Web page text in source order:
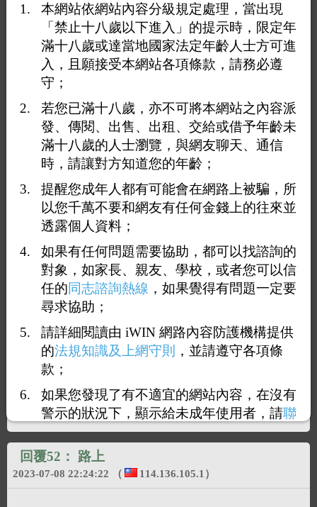
打賞
送花 送咖啡
<< ... 4 6 7 8 ... 100 >>
回覆51：會經過
2023-07-08 22:10:29 （ 1.200.26.228 ）
要怎麼玩
回覆52： 路上
2023-07-08 22:24:22 （ 114.136.105.1）
本網站依網站內容分級規定處理，當出現
「禁止十八歲以下進入」的提示時，限定年
滿十八歲或達當地國家法定年齡人士方可進
入，且願接受本網站各項條款，請務必遵
守；
若您已滿十八歲，亦不可將本網站之內容派
發、傳閱、出售、出租、交給或借予年齡未
滿十八歲的人士瀏覽，與網友聊天、通信
時，請讓對方知道您的年齡；
提醒您成年人都有可能會在網路上被騙，所
以您千萬不要和網友有任何金錢上的往來並
透露個人資料；
如果有任何問題需要協助，都可以找諮詢的
對象，如家長、親友、學校，或者您可以信
任的同志諮詢熱線 ，如果覺得有問題一定要
尋求協助；
請詳細閱讀由 iWIN 網路內容防護機構提供
的法規知識及上網守則
，並請遵守各項條
款；
如果您發現了有不適宜的網站內容，在沒有
警示的狀況下，顯示給未成年使用者，請聯
絡我們，謝謝您的合作。